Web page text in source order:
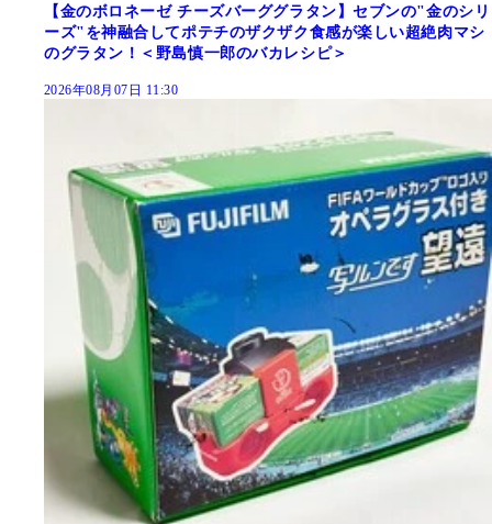
【金のボロネーゼ チーズバーググラタン】セブンの"金のシリ
ーズ"を神融合してポテチのザクザク食感が楽しい超絶肉マシ
のグラタン！＜野島慎一郎のバカレシピ＞
2026年08月07日 11:30